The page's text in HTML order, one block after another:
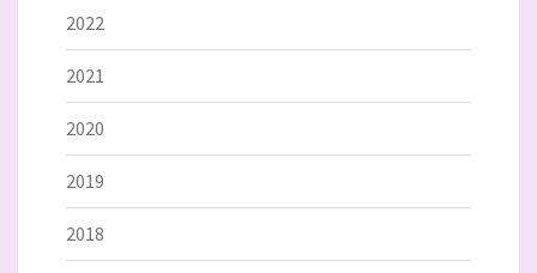
2022
2021
2020
2019
2018